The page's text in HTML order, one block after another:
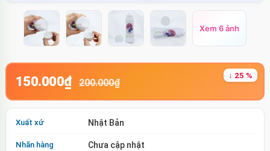
Xem 6 ảnh
150.000₫ 200.000₫
↓ 25 %
Xuất xứ Nhật Bản
Nhãn hàng Chưa cập nhật